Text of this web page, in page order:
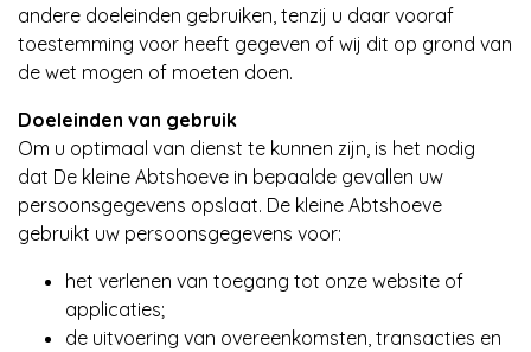
andere doeleinden gebruiken, tenzij u daar vooraf
toestemming voor heeft gegeven of wij dit op grond van
de wet mogen of moeten doen.
Doeleinden van gebruik
Om u optimaal van dienst te kunnen zijn, is het nodig
dat De kleine Abtshoeve in bepaalde gevallen uw
persoonsgegevens opslaat. De kleine Abtshoeve
gebruikt uw persoonsgegevens voor:
het verlenen van toegang tot onze website of
applicaties;
de uitvoering van overeenkomsten, transacties en